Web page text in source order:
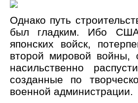
Однако путь
был гладким. Ибо США
японских войск,
второй мировой
насильственно
созданные по
военной администрации.